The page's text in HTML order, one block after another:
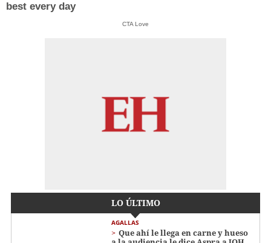
best every day
CTA Love
LO ÚLTIMO
AGALLAS
Que ahí le llega en carne y hueso